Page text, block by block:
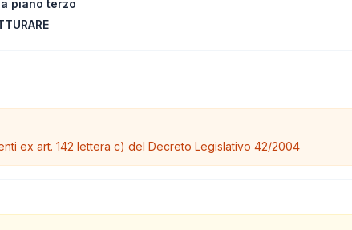
piano terzo
ex art. 142 lettera c) del Decreto Legislativo 42/2004